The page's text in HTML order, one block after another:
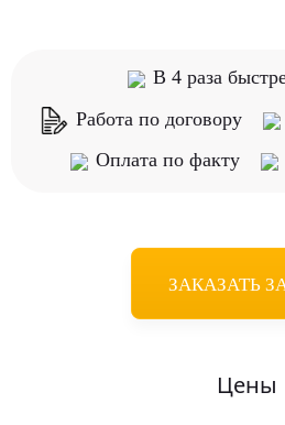
В 4 раза
Работа по договору
Оплата по факту
ЗАКАЗАТЬ
Цены